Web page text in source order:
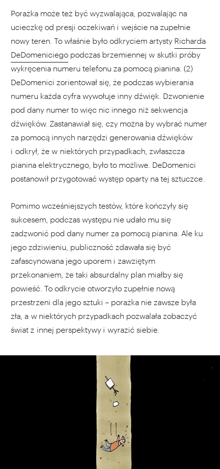
Porażka może też być wyzwalająca, pozwalając na
ucieczkę od presji oczekiwań i wejście na zupełnie
nowy teren. To właśnie było odkryciem artysty Richarda
DeDomeniciego podczas brzemiennej w skutki próby
wykręcenia numeru telefonu za pomocą pianina. (2)
DeDomenici zorientował się, że podczas wybierania
numeru każda cyfra wywołuje inny dźwięk. Dzwonienie
pod dany numer to więc nic innego niż sekwencja
dźwięków. Zastanawiał się, czy można by wybrać numer
za pomocą innych narzędzi generowania dźwięków
i odkrył, że w niektórych przypadkach, zwłaszcza
pianina elektrycznego, było to możliwe. DeDomenici
postanowił przygotować występ oparty na tej sztuczce.
Pomimo wcześniejszych testów, które kończyły się
sukcesem, podczas występu nie udało mu się
zadzwonić pod dany numer za pomocą pianina. Ale ku
jego zdziwieniu, publiczność zdawała się być
zafascynowana jego uporem i zawziętym
przekonaniem, że taki absurdalny plan miałby się
powieść. To odkrycie otworzyło zupełnie nową
przestrzeni dla jego sztuki – porażka nie zawsze była
zła, a w niektórych przypadkach pozwalała zobaczyć
świat z innej perspektywy i wyrazić siebie.